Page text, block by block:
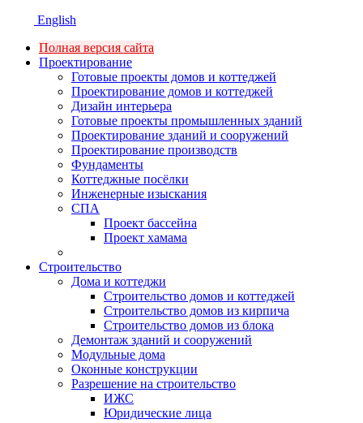
English
Полная версия сайта
Проектирование
Готовые проекты домов и коттеджей
Проектирование домов и коттеджей
Дизайн интерьера
Готовые проекты промышленных зданий
Проектирование зданий и сооружений
Проектирование производств
Фундаменты
Коттеджные посёлки
Инженерные изыскания
СПА
Проект бассейна
Проект хамама
Строительство
Дома и коттеджи
Строительство домов и коттеджей
Строительство домов из кирпича
Строительство домов из блока
Демонтаж зданий и сооружений
Модульные дома
Оконные конструкции
Разрешение на строительство
ИЖС
Юридические лица